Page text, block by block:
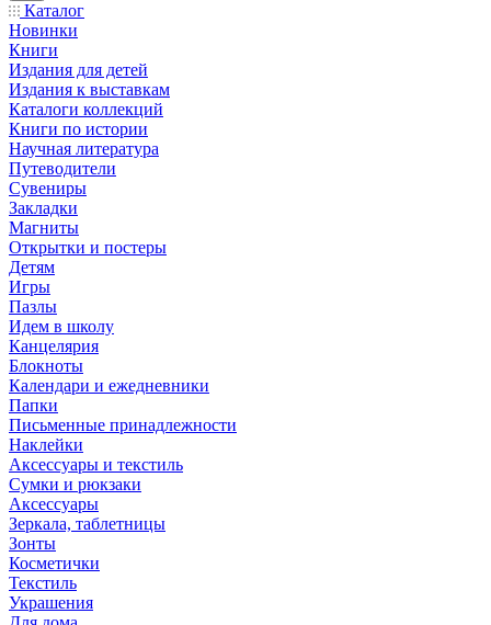
Каталог
Новинки
Книги
Издания для детей
Издания к выставкам
Каталоги коллекций
Книги по истории
Научная литература
Путеводители
Сувениры
Закладки
Магниты
Открытки и постеры
Детям
Игры
Пазлы
Идем в школу
Канцелярия
Блокноты
Календари и ежедневники
Папки
Письменные принадлежности
Наклейки
Аксессуары и текстиль
Сумки и рюкзаки
Аксессуары
Зеркала, таблетницы
Зонты
Косметички
Текстиль
Украшения